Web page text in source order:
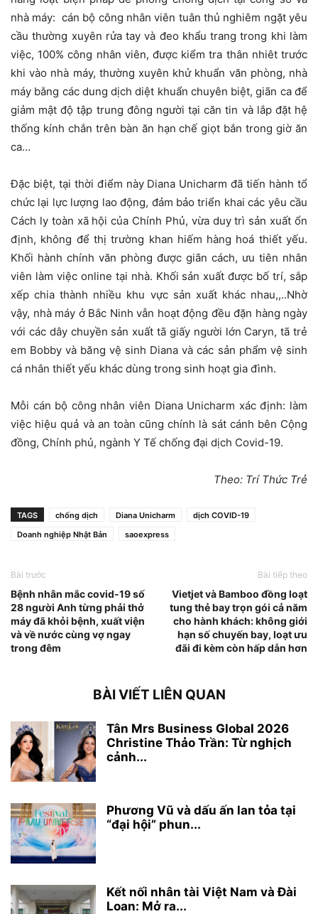
nhà máy: cán bộ công nhân viên tuân thủ nghiêm ngặt yêu
cầu thường xuyên rửa tay và đeo khẩu trang trong khi làm
việc, 100% công nhân viên, được kiểm tra thân nhiêt trước
khi vào nhà máy, thường xuyên khử khuẩn văn phòng, nhà
máy bằng các dung dịch diệt khuẩn chuyên biệt, giãn ca để
giảm mật độ tập trung đông người tại căn tin và lắp đặt hệ
thống kính chắn trên bàn ăn hạn chế giọt bắn trong giờ ăn
ca…
Đặc biệt, tại thời điểm này Diana Unicharm đã tiến hành tổ
chức lại lực lượng lao động, đảm bảo triển khai các yêu cầu
Cách ly toàn xã hội của Chính Phủ, vừa duy trì sản xuất ổn
định, không để thị trường khan hiếm hàng hoá thiết yếu.
Khối hành chính văn phòng được giãn cách, ưu tiên nhân
viên làm việc online tại nhà. Khối sản xuất được bố trí, sắp
xếp chia thành nhiều khu vực sản xuất khác nhau,,..Nhờ
vậy, nhà máy ở Bắc Ninh vẫn hoạt động đều đặn hàng ngày
với các dây chuyền sản xuất tã giấy người lớn Caryn, tã trẻ
em Bobby và băng vệ sinh Diana và các sản phẩm vệ sinh
cá nhân thiết yếu khác dùng trong sinh hoạt gia đình.
Mỗi cán bộ công nhân viên Diana Unicharm xác định: làm
việc hiệu quả và an toàn cũng chính là sát cánh bên Cộng
đồng, Chính phủ, ngành Y Tế chống đại dịch Covid-19.
Theo: Trí Thức Trẻ
TAGS chống dịch Diana Unicharm
dịch COVID-19
Doanh nghiệp Nhật Bản
saoexpress
Bài trước
Bệnh nhân mắc covid-19 số
28 người Anh từng phải thở
máy đã khỏi bệnh, xuất viện
và về nước cùng vợ ngay
trong đêm
Bài tiếp theo
Vietjet và Bamboo đồng loạt
tung thẻ bay trọn gói cả năm
cho hành khách: không giới
hạn số chuyến bay, loạt ưu
đãi đi kèm còn hấp dẫn hơn
BÀI VIẾT LIÊN QUAN
Tân Mrs Business Global 2026
Christine Thảo Trần: Từ nghịch
cảnh...
Phương Vũ và dấu ấn lan tỏa tại
“đại hội” phun...
Kết nối nhân tài Việt Nam và Đài
Loan: Mở ra...